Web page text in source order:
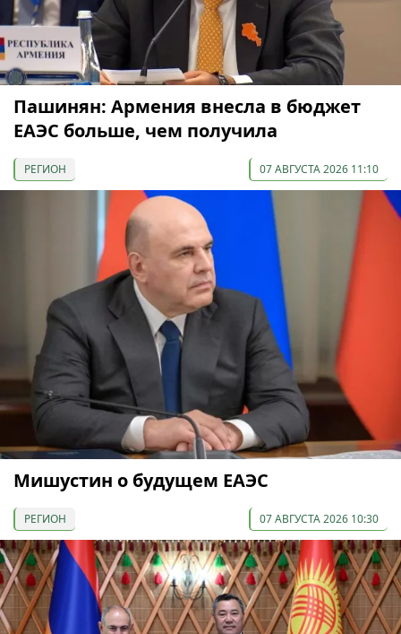
Пашинян: Армения внесла в бюджет
ЕАЭС больше, чем получила
РЕГИОН 07 АВГУСТА 2026 11:10
Мишустин о будущем ЕАЭС
РЕГИОН 07 АВГУСТА 2026 10:30